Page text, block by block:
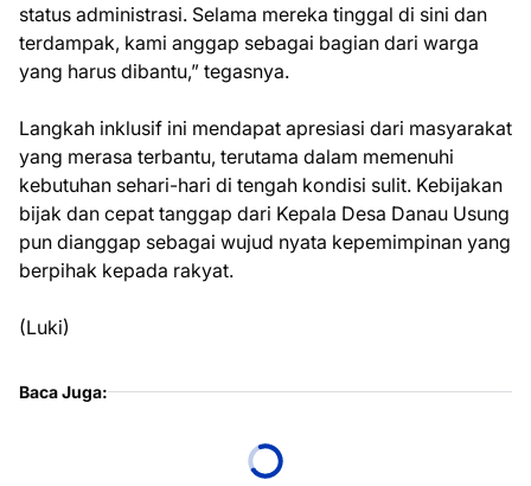
status administrasi. Selama mereka tinggal di sini dan
terdampak, kami anggap sebagai bagian dari warga
yang harus dibantu,” tegasnya.
Langkah inklusif ini mendapat apresiasi dari masyarakat
yang merasa terbantu, terutama dalam memenuhi
kebutuhan sehari-hari di tengah kondisi sulit. Kebijakan
bijak dan cepat tanggap dari Kepala Desa Danau Usung
pun dianggap sebagai wujud nyata kepemimpinan yang
berpihak kepada rakyat.
(Luki)
Baca Juga: